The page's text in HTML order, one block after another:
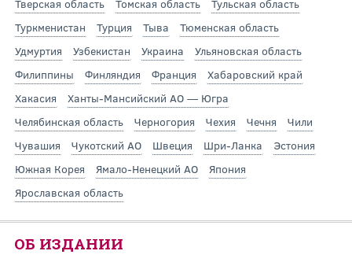
Тверская область
Томская область
Тульская область
Туркменистан
Турция Тыва
Тюменская область
Удмуртия
Узбекистан Украина
Ульяновская область
Филиппины
Финляндия Франция
Хабаровский край
Хакасия
Ханты-Мансийский АО — Югра
Челябинская область
Черногория Чехия Чечня
Чили
Чувашия
Чукотский АО Швеция Шри-Ланка
Эстония
Южная Корея
Ямало-Ненецкий АО
Япония
Ярославская область
ОБ ИЗДАНИИ